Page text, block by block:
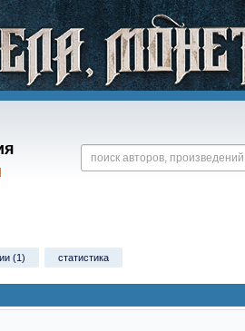
(1) статистика